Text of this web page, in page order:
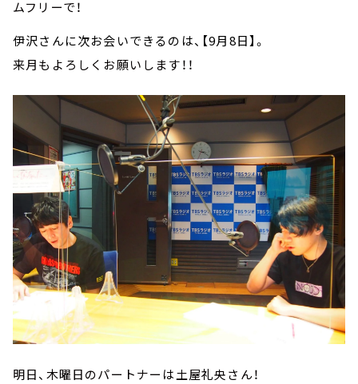
ムフリーで！
伊沢さんに次お会いできるのは、【9月8日】。
来月もよろしくお願いします！！
明日、木曜日のパートナーは土屋礼央さん！